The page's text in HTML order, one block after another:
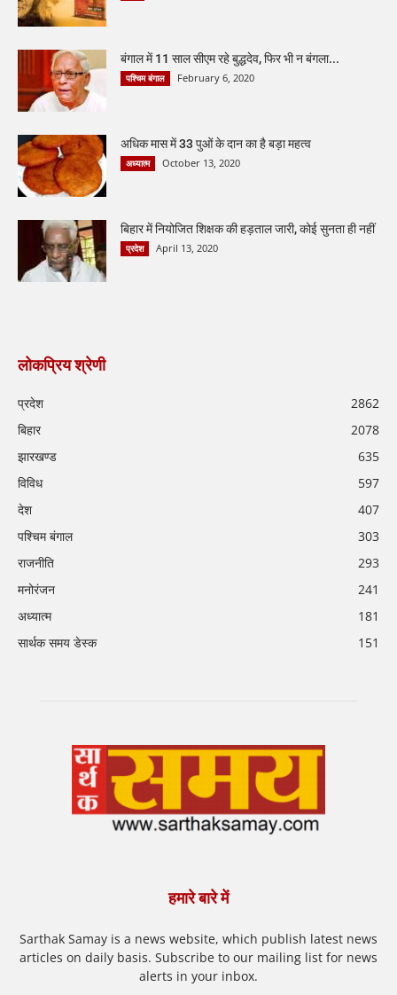
बंगाल में 11 साल सीएम रहे बुद्धदेव, फिर भी न बंगला...
पश्चिम बंगाल February 6, 2020
अधिक मास में 33 पुओं के दान का है बड़ा महत्व
अध्यात्म October 13, 2020
बिहार में नियोजित शिक्षक की हड़ताल जारी, कोई सुनता ही नहीं
प्रदेश April 13, 2020
लोकप्रिय श्रेणी
प्रदेश
2862
बिहार
2078
झारखण्ड
635
विविध
597
देश
407
पश्चिम बंगाल
303
राजनीति
293
मनोरंजन
241
अध्यात्म
181
सार्थक समय डेस्क
151
हमारे बारे में
Sarthak Samay is a news website, which publish latest news
articles on daily basis. Subscribe to our mailing list for news
alerts in your inbox.